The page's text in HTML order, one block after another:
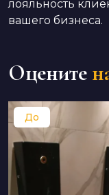
лояльность
вашего бизнеса.
Оцените